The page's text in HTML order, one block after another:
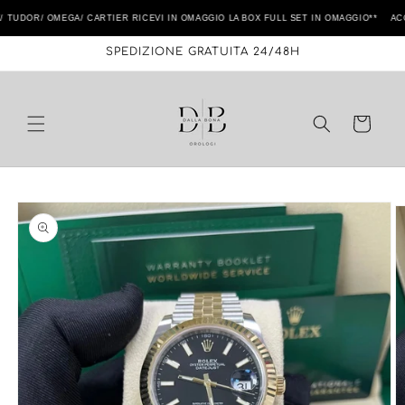
OMEGA/ CARTIER RICEVI IN OMAGGIO LA BOX FULL SET IN OMAGGIO**
direttamente
ai contenuti
SPEDIZIONE GRATUITA 24/48H
Carrello
informazioni
sul prodotto